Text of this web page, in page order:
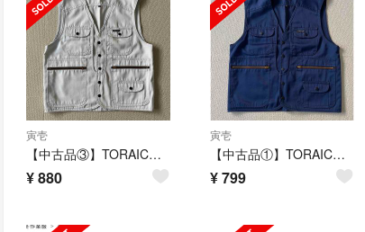
寅壱
【中古品③】TORAICHI 寅壱 スーパー制電 ベストL 作業着
¥880
寅壱
【中古品①】TORAICHI 寅壱 スーパー制電 ベストL 2530 作業着
¥799